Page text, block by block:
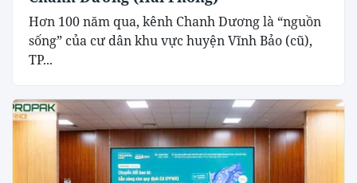
Hơn 100 năm qua, kênh Chanh Dương là “nguồn
sống” của cư dân khu vực huyện Vĩnh Bảo (cũ),
TP...